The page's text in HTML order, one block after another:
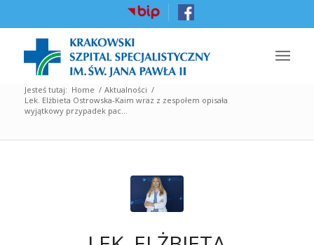
Jesteś tutaj: Home / Aktualności /
Lek. Elżbieta Ostrowska-Kaim wraz z zespołem opisała
wyjątkowy przypadek pac...